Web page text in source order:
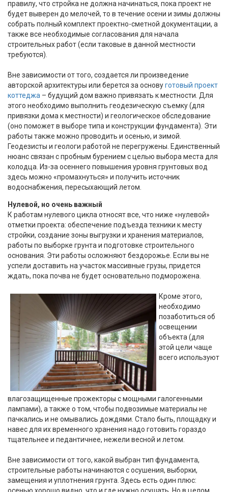
правилу, что стройка не должна начинаться, пока проект не
будет выверен до мелочей, то в течение осени и зимы должны
собрать полный комплект проектно-сметной документации, а
также все необходимые согласования для начала
строительных работ (если таковые в данной местности
требуются).
Вне зависимости от того, создается ли произведение
авторской архитектуры или берется за основуготовый проект
коттеджа – будущий дом важно привязать к местности. Для
этого необходимо выполнить геодезическую съемку (для
привязки дома к местности) и геологическое обследование
(оно поможет в выборе типа и конструкции фундамента). Эти
работы также можно проводить и осенью, и зимой.
Геодезисты и геологи работой не перегружены. Единственный
нюанс связан с пробным бурением с целью выбора места для
колодца. Из-за осеннего повышения уровня грунтовых вод
здесь можно «промахнуться» и получить источник
водоснабжения, пересыхающий летом.
Нулевой, но очень важный
К работам нулевого цикла относят все, что ниже «нулевой»
отметки проекта: обеспечение подъезда техники к месту
стройки, создание зоны выгрузки и хранения материалов,
работы по выборке грунта и подготовке строительного
основания. Эти работы осложняют бездорожье. Если вы не
успели доставить на участок массивные грузы, придется
ждать, пока почва не будет основательно подморожена.
Кроме этого,
необходимо
позаботиться об
освещении
объекта (для
этой цели чаще
всего используют
влагозащищенные прожекторы с мощными галогенными
лампами), а также о том, чтобы подвозимые материалы не
пачкались и не омывались дождями. Стало быть, площадку и
навес для их временного хранения надо готовить гораздо
тщательнее и педантичнее, нежели весной и летом.
Вне зависимости от того, какой выбран тип фундамента,
строительные работы начинаются с осушения, выборки,
замещения и уплотнения грунта. Здесь есть один плюс: